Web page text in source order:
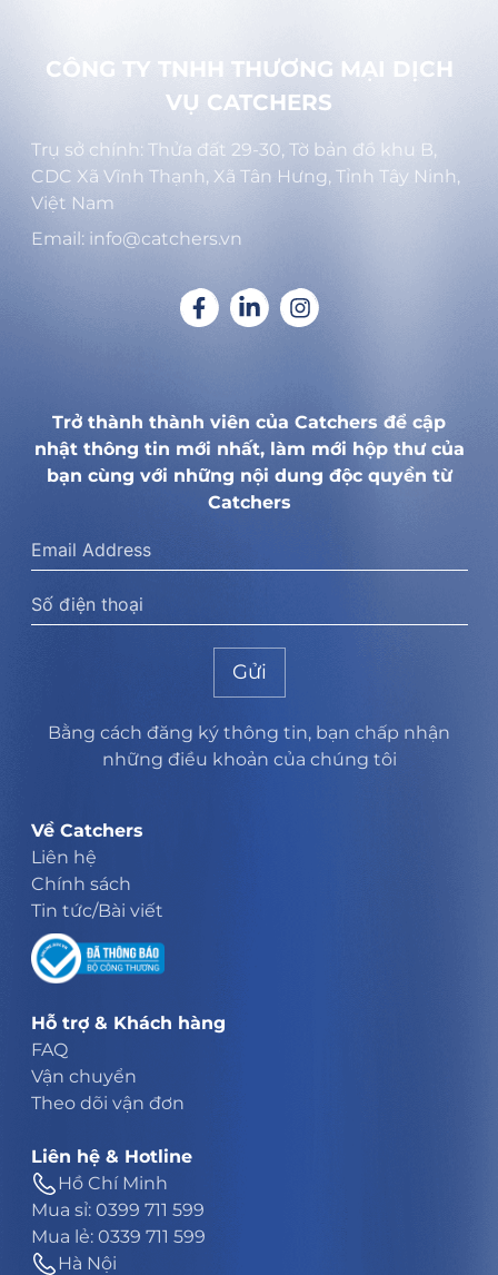
CÔNG TY TNHH THƯƠNG MẠI DỊCH
VỤ CATCHERS
Trụ sở chính: Thửa đất 29-30, Tờ bản đồ khu B,
CDC Xã Vĩnh Thạnh, Xã Tân Hưng, Tỉnh Tây Ninh,
Việt Nam
Email: info@catchers.vn
Trở thành thành viên của Catchers để cập
nhật thông tin mới nhất, làm mới hộp thư của
bạn cùng với những nội dung độc quyền từ
Catchers
Gửi
Bằng cách đăng ký thông tin, bạn chấp nhận
những điều khoản của chúng tôi
Về Catchers
Liên hệ
Chính sách
Tin tức/Bài viết
Hỗ trợ & Khách hàng
FAQ
Vận chuyển
Theo dõi vận đơn
Liên hệ & Hotline
Hồ Chí Minh
Mua sỉ: 0399 711 599
Mua lẻ: 0339 711 599
Hà Nội